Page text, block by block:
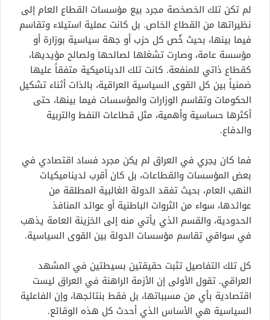
لم تكن تلك الخصخصة مجرد بيع مؤسسات القطاع العام إلى
نظيراتها من القطاع الخاص. بل كانت عملية استيلاء وتقاسم
فيما بينها، بحيث خُص كل حزب أو جهة سياسية بوزارة أو
مؤسسة عامة، وصارت تشغلها لصالحها ولصالح مؤيديها،
كقطاع ذاتي للمنفعة. كانت تلك الديناميكية متفقاً عليها
ضمنياً بين كل القوى السياسية العراقية، بالذات أثناء تشكيل
الحكومات وتقاسم الوزارات والمؤسسات فيما بينها، حتى
أكثرها حساسية وأهمية، مثل قطاعات النفط والتربية
والدفاع.
فما كان يجري في العراق لم يكن مجرد فساد اقتصادي في
بعض المؤسسات والقطاعات، بل كان أقرب لديناميكيات
النهب العام، بحيث تفقد الدولة الغالبية المطلقة من
عوائدها، سواء من الثروات الباطنية أو عوائد المنافذ
الحدودية، والقسم الذي يأتي منه إلى الخزينة العامة يذهب
في سواقي تقاسم مؤسسات الدولة بين القوى السياسية.
كل تلك التفاصيل تثبت حقيقتين بسيطتين في المشهد
العراقي. تقول الأولى إن الأزمة الراهنة في العراق ليست
اقتصادية بأي من مسبباتها، بل فقط بنتائجها، وإن الفاعلية
السياسية هي الأساس الذي أحدث كل هذه الوقائع.